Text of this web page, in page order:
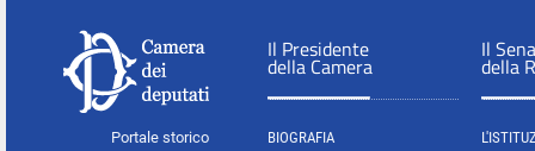
Portale storico
Il Presidente
della Camera
BIOGRAFIA
Il
della